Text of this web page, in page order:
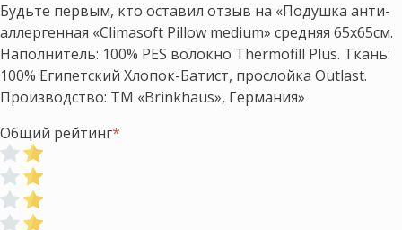
Будьте первым, кто оставил отзыв на «Подушка анти-
аллергенная «Climasoft Pillow medium» средняя 65х65см.
Наполнитель: 100% PES волокно Thermofill Plus. Ткань:
100% Египетский Хлопок-Батист, прослойка Outlast.
Производство: ТМ «Brinkhaus», Германия»
Общий рейтинг*